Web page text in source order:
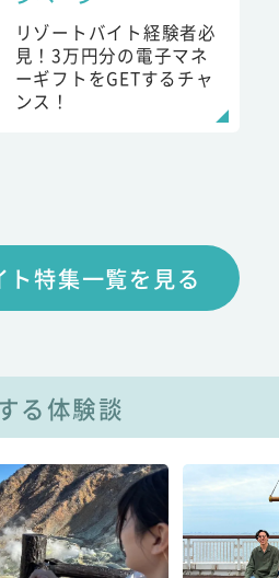
リゾートバイト経験者必
見！3万円分の電子マネ
ーギフトをGETするチャ
ンス！
ト特集一覧を見る
る体験談